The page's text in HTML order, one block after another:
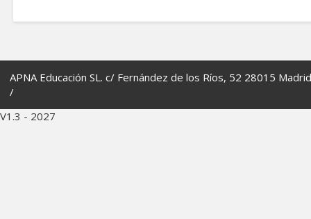
APNA Educación SL. c/ Fernández de los Ríos, 52 28015
/
V1.3 - 2027